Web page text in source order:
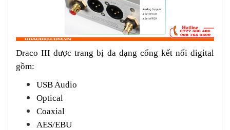
Draco III được trang bị đa dạng cổng kết nối digital
gồm:
USB Audio
Optical
Coaxial
AES/EBU